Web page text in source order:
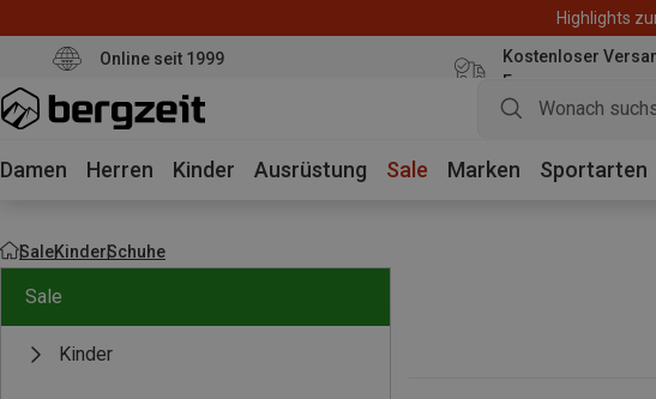
Highlights
Online seit 1999
Kostenloser
Euro
Damen Herren Kinder Ausrüstung Sale Marken Sportarten
SaleKinderSchuhe
Sale
Kinder